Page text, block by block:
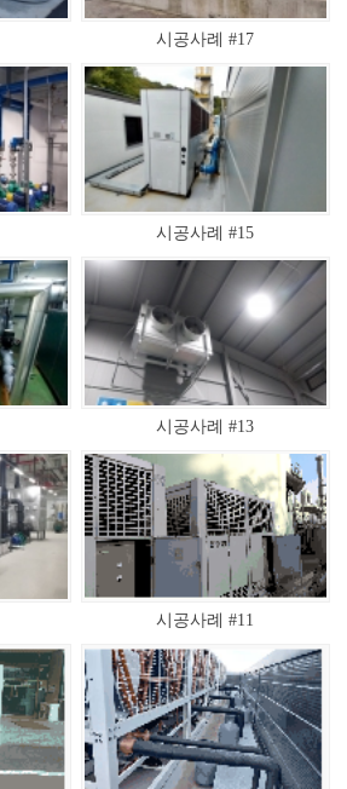
시공사례 #17
시공사례 #15
시공사례 #13
시공사례 #11